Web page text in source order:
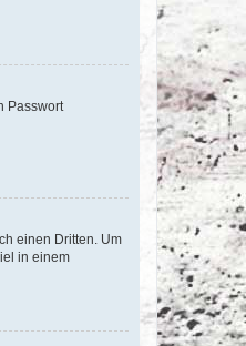
Passwort
einen Dritten. Um
in einem